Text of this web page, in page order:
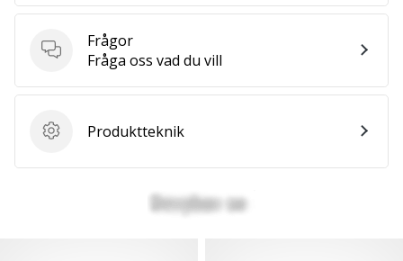
Frågor
Frågor
Fråga oss vad du vill
Produktteknik
Produktteknik